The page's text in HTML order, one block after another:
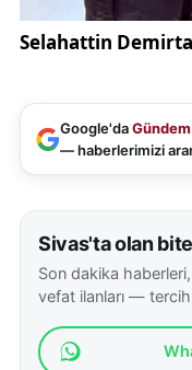
Google'da
— haberlerimizi
Sivas'ta olan
Son dakika
vefat ilanları —